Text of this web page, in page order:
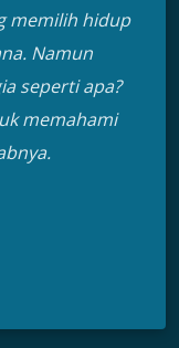
memilih hidup
Namun
seperti apa?
memahami